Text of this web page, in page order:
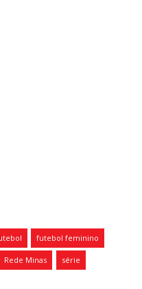
futebol feminino
Rede Minas série